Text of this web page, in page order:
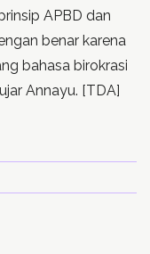
APBD dan
benar karena
bahasa birokrasi
Annayu. [TDA]